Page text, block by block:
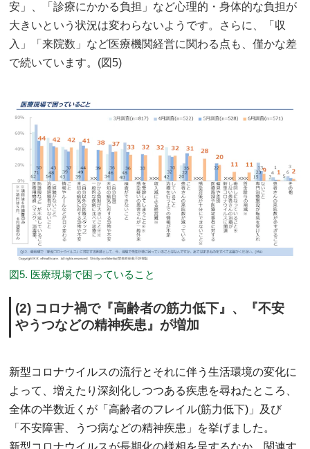
安」、「診療にかかる負担」など心理的・身体的な負担が
大きいという状況は変わらないようです。さらに、「収
入」「来院数」など医療機関経営に関わる点も、僅かな差
で続いています。(図5)
図5. 医療現場で困っていること
(2) コロナ禍で『高齢者の筋力低下』、『不安
やうつなどの精神疾患』が増加
新型コロナウイルスの流行とそれに伴う生活環境の変化に
よって、増えたり深刻化しつつある疾患を尋ねたところ、
全体の半数近くが「高齢者のフレイル(筋力低下)」及び
「不安障害、うつ病などの精神疾患」を挙げました。
新型コロナウイルスが長期化の様相を呈するなか、関連す